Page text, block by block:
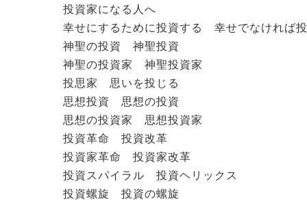
投資家になる人へ
幸せにするために投資する 幸せでなければ
神聖の投資 神聖投資
神聖の投資家 神聖投資家
投思家 思いを投じる
思想投資 思想の投資
思想の投資家 思想投資家
投資革命 投資改革
投資家革命 投資家改革
投資スパイラル 投資ヘリックス
投資螺旋 投資の螺旋